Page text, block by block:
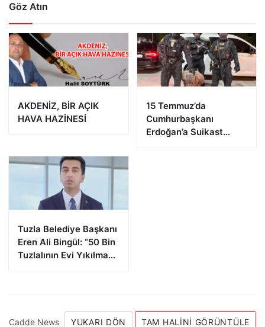
Göz Atın
AKDENİZ, BİR AÇIK
HAVA HAZİNESİ
15 Temmuz’da
Cumhurbaşkanı
Erdoğan’a Suikast
Tuzla Belediye Başkanı
Eren Ali Bingül: “50 Bin
Tuzlalının Evi Yıkılma
Cadde News YUKARI DÖN TAM HALINI GÖRÜNTÜLE